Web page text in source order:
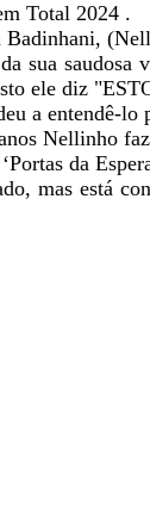
Total 2024 .
sua
ele diz
a entendê-lo
Nellinho
da
mas está